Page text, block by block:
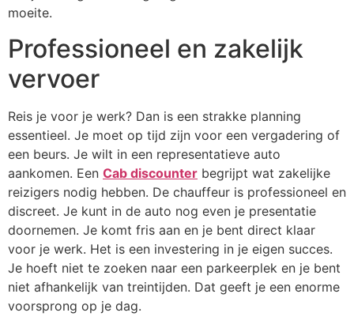
moeite.
Professioneel en zakelijk
vervoer
Reis je voor je werk? Dan is een strakke planning
essentieel. Je moet op tijd zijn voor een vergadering of
een beurs. Je wilt in een representatieve auto
aankomen. Een Cab discounter begrijpt wat zakelijke
reizigers nodig hebben. De chauffeur is professioneel en
discreet. Je kunt in de auto nog even je presentatie
doornemen. Je komt fris aan en je bent direct klaar
voor je werk. Het is een investering in je eigen succes.
Je hoeft niet te zoeken naar een parkeerplek en je bent
niet afhankelijk van treintijden. Dat geeft je een enorme
voorsprong op je dag.